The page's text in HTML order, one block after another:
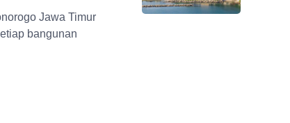
Jawa Timur
bangunan